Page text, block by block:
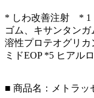
* しわ改善注射 * 1
ゴム、キサンタン
溶性プロテオグリ
ミドEOP *5 ヒアル
■ 商品名：メトラッ